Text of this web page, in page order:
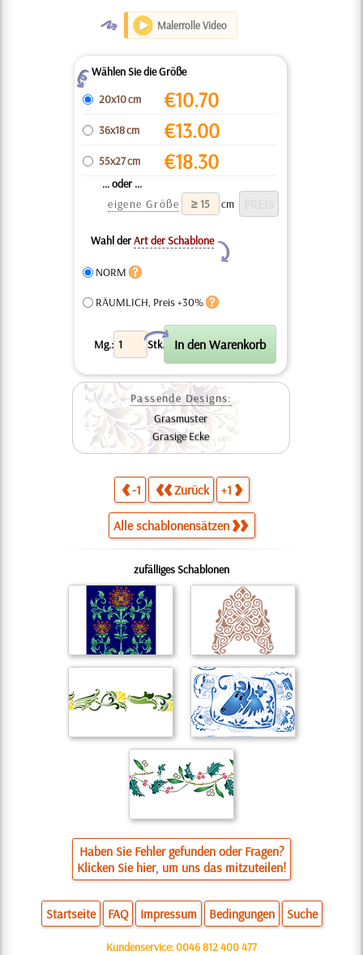
O Malerrolle Video
ZWählen Sie die Größe
20x10 cm
€10.70
36x18 cm €13.00
55x27 cm €18.30
... oder ...
eigene Größe
cm
Wahl derArt der Schablone
Y
NORM
RÄUMLICH, Preis +30%
Mg.: Stk.
X
Passende Designs:
Grasmuster
Grasige Ecke
-1 Zurück +1
Alle schablonensätzen
zufälliges Schablonen
Haben Sie Fehler gefunden oder Fragen?
Klicken Sie hier, um uns das mitzuteilen!
Startseite FAQ Impressum Bedingungen Suche
Kundenservice:0046 812 400 477